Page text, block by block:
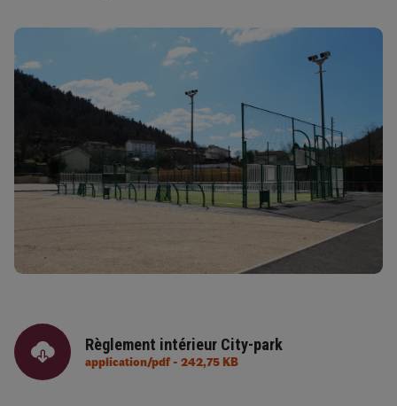
Règlement intérieur City-park
application/pdf - 242,75 KB